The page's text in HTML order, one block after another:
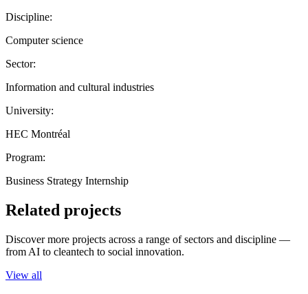
Discipline:
Computer science
Sector:
Information and cultural industries
University:
HEC Montréal
Program:
Business Strategy Internship
Related projects
Discover more projects across a range of sectors and discipline —
from AI to cleantech to social innovation.
View all